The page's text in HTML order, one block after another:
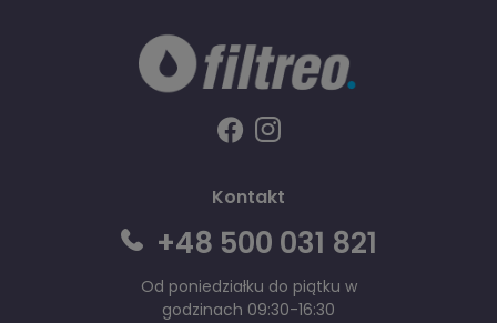
Kontakt
+48 500 031 821
Od poniedziałku do piątku w
godzinach 09:30-16:30